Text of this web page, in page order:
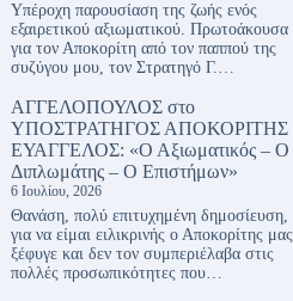
Υπέροχη παρουσίαση της ζωής ενός
εξαιρετικού αξιωματικού. Πρωτοάκουσα
για τον Αποκορίτη από τον παππού της
συζύγου μου, τον Στρατηγό Γ.…
ΑΓΓΕΛΟΠΟΥΛΟΣ στο
ΥΠΟΣΤΡΑΤΗΓΟΣ ΑΠΟΚΟΡΙΤΗΣ
ΕΥΑΓΓΕΛΟΣ: «Ο Αξιωματικός – Ο
Διπλωμάτης – Ο Επιστήμων»
6 Ιουλίου, 2026
Θανάση, πολύ επιτυχημένη δημοσίευση,
για να είμαι ειλικρινής ο Αποκορίτης μας
ξέφυγε και δεν τον συμπεριέλαβα στις
πολλές προσωπικότητες που…